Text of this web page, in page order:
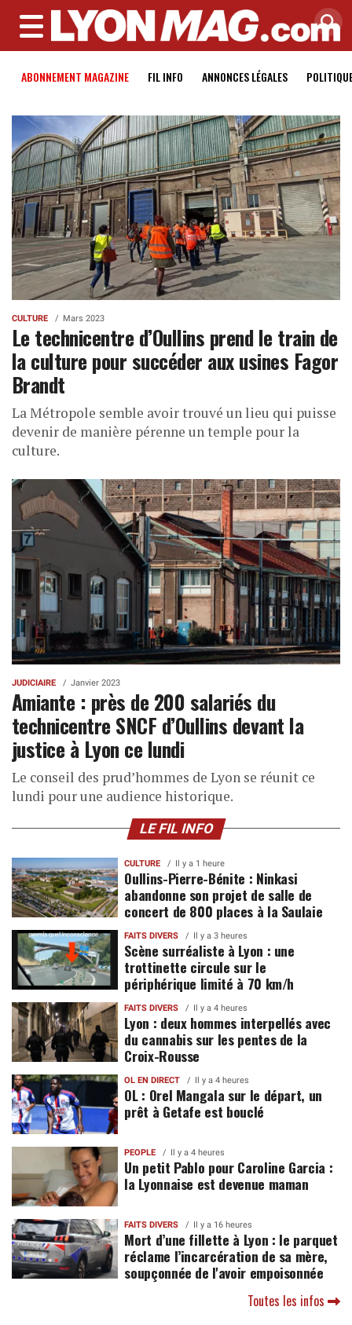
MENU
ABONNEMENT MAGAZINE FIL INFO ANNONCES LÉGALES
CULTURE Mars 2023
Le technicentre d’Oullins prend le train de
la culture pour succéder aux usines Fagor
Brandt
La Métropole semble avoir trouvé un lieu qui puisse
devenir de manière pérenne un temple pour la
culture.
JUDICIAIRE Janvier 2023
Amiante : près de 200 salariés du
technicentre SNCF d’Oullins devant la
justice à Lyon ce lundi
Le conseil des prud’hommes de Lyon se réunit ce
lundi pour une audience historique.
LE FIL INFO
CULTURE Il y a 1 heure
Oullins-Pierre-Bénite : Ninkasi
abandonne son projet de salle de
concert de 800 places à la Saulaie
FAITS DIVERS Il y a 3 heures
Scène surréaliste à Lyon : une
trottinette circule sur le
périphérique limité à 70 km/h
FAITS DIVERS Il y a 4 heures
Lyon : deux hommes interpellés avec
du cannabis sur les pentes de la
Croix-Rousse
OL EN DIRECT Il y a 4 heures
OL : Orel Mangala sur le départ, un
prêt à Getafe est bouclé
PEOPLE Il y a 4 heures
Un petit Pablo pour Caroline Garcia :
la Lyonnaise est devenue maman
FAITS DIVERS Il y a 16 heures
Mort d’une fillette à Lyon : le parquet
réclame l’incarcération de sa mère,
soupçonnée de l'avoir empoisonnée
Toutes les infos